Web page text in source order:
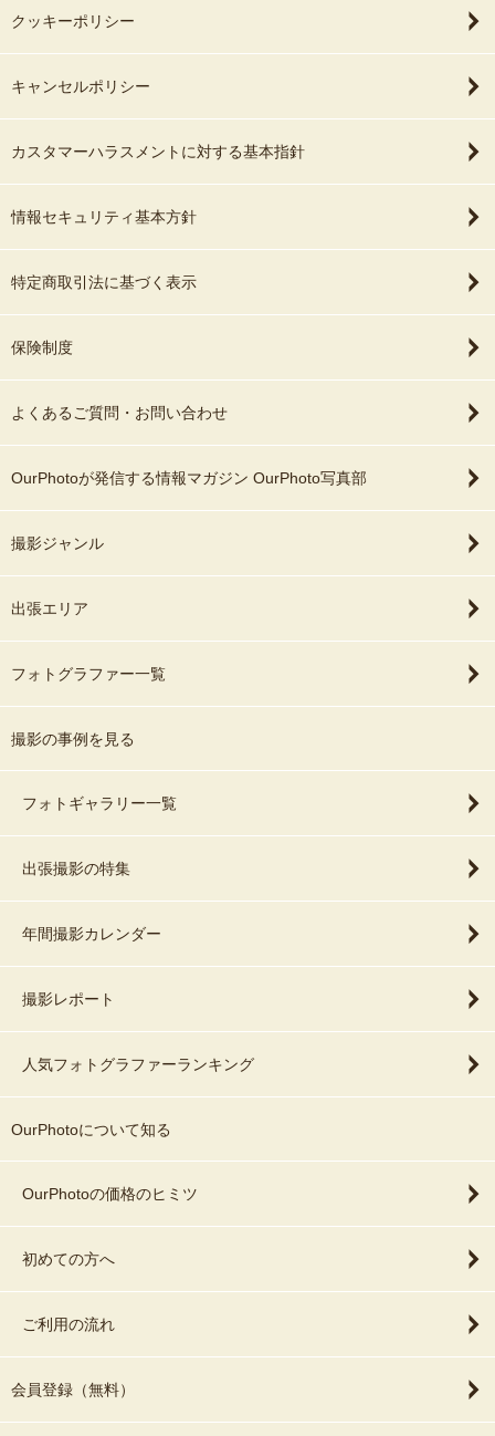
クッキーポリシー
キャンセルポリシー
カスタマーハラスメントに対する基本指針
情報セキュリティ基本方針
特定商取引法に基づく表示
保険制度
よくあるご質問・お問い合わせ
OurPhotoが発信する情報マガジン OurPhoto写真部
撮影ジャンル
出張エリア
フォトグラファー一覧
撮影の事例を見る
フォトギャラリー一覧
出張撮影の特集
年間撮影カレンダー
撮影レポート
人気フォトグラファーランキング
OurPhotoについて知る
OurPhotoの価格のヒミツ
初めての方へ
ご利用の流れ
会員登録（無料）